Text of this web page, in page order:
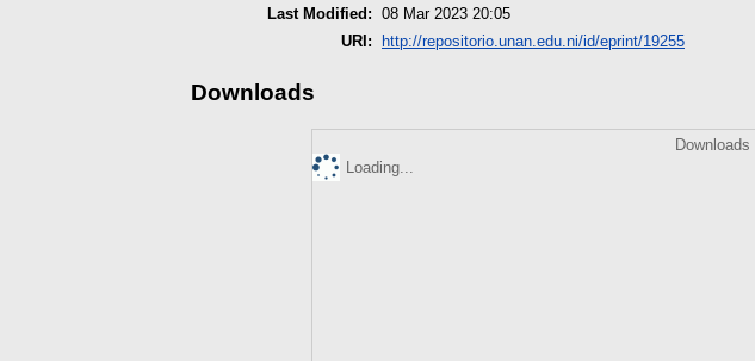
Last Modified: 08 Mar 2023 20:05
URI:
http://repositorio.unan.edu.ni/id/eprint/19255
Downloads
Loading...